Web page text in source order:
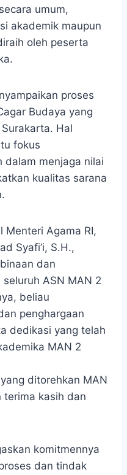
umum,
akademik maupun
oleh peserta
proses
Budaya yang
Hal
fokus
dalam menjaga nilai
kualitas sarana
Menteri Agama RI,
Syafi’i, S.H.,
dan
ASN MAN 2
beliau
penghargaan
dedikasi yang telah
MAN 2
ditorehkan MAN
terima kasih dan
komitmennya
dan tindak